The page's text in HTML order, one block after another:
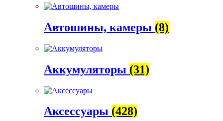
Автошины, камеры (8)
Аккумуляторы (31)
Аксессуары (428)